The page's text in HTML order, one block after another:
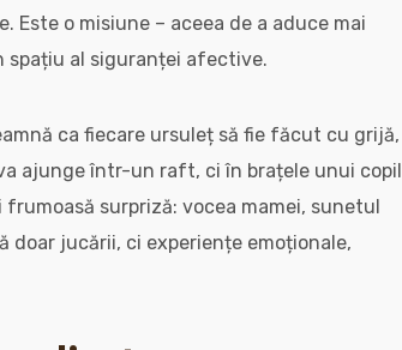
Este o misiune – aceea de a aduce mai
spațiu al siguranței afective.
ca fiecare ursuleț să fie făcut cu grijă,
ajunge într-un raft, ci în brațele unui copil
surpriză: vocea mamei, sunetul
doar jucării, ci experiențe emoționale,